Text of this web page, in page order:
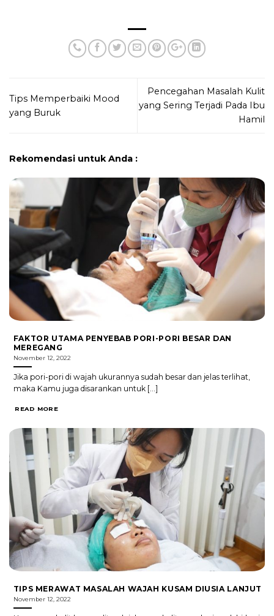
Tips Memperbaiki Mood
yang Buruk
Pencegahan Masalah Kulit
yang Sering Terjadi Pada Ibu
Hamil
Rekomendasi untuk Anda :
FAKTOR UTAMA PENYEBAB PORI-PORI BESAR DAN
MEREGANG
November 12, 2022
Jika pori-pori di wajah ukurannya sudah besar dan jelas terlihat,
maka Kamu juga disarankan untuk [...]
READ MORE
TIPS MERAWAT MASALAH WAJAH KUSAM DIUSIA LANJUT
November 12, 2022